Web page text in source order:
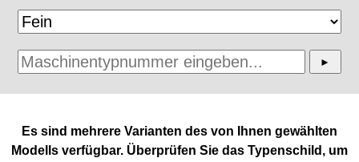
Es sind mehrere Varianten des von Ihnen gewählten
Modells verfügbar. Überprüfen Sie das Typenschild, um